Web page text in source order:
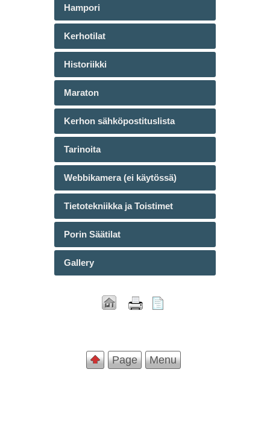
Hampori
Kerhotilat
Historiikki
Maraton
Kerhon sähköpostituslista
Tarinoita
Webbikamera (ei käytössä)
Tietotekniikka ja Toistimet
Porin Säätilat
Gallery
Page Menu